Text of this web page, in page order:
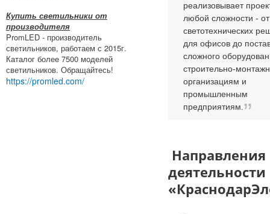
Купить светильники от
производителя
PromLED - производитель
светильников, работаем с 2015г.
Каталог более 7500 моделей
светильников. Обращайтесь!
https://promled.com/
реализовывает
любой сложности - от
светотехнических
для офисов до
сложного
строительно-
организациям и
промышленным
предприятиям.
Направления
деятельности